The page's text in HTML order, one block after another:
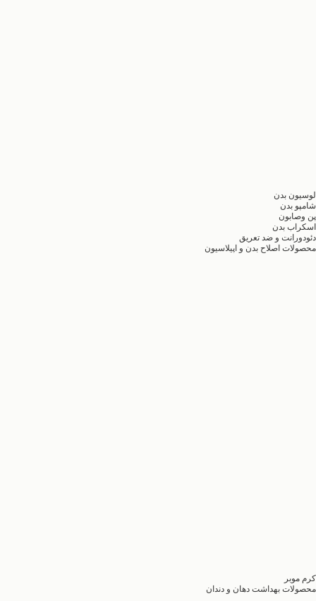
لوسیون بدن
شامپو بدن
پن وصابون
اسکراب بدن
دئودورانت و ضد تعریق
محصولات اصلاح بدن و اپیلاسیون
کرم موبر
محصولات بهداشت دهان و دندان